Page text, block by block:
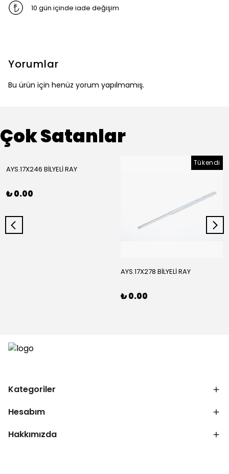
10 gün içinde iade değişim
Yorumlar
Bu ürün için henüz yorum yapılmamış.
Çok Satanlar
AYS.17X246 BİLYELİ RAY
₺ 0.00
Tükendi
AYS.17X278 BİLYELİ RAY
₺ 0.00
Kategoriler
Hesabım
Hakkımızda